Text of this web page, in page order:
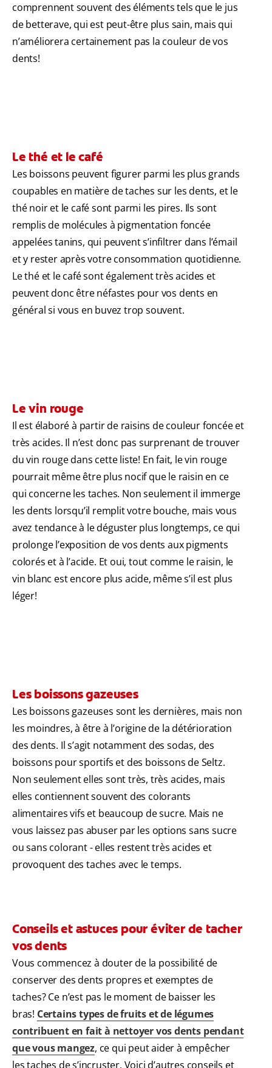
comprennent souvent des éléments tels que le jus
de betterave, qui est peut-être plus sain, mais qui
n’améliorera certainement pas la couleur de vos
dents!
Le thé et le café
Les boissons peuvent figurer parmi les plus grands
coupables en matière de taches sur les dents, et le
thé noir et le café sont parmi les pires. Ils sont
remplis de molécules à pigmentation foncée
appelées tanins, qui peuvent s’infiltrer dans l’émail
et y rester après votre consommation quotidienne.
Le thé et le café sont également très acides et
peuvent donc être néfastes pour vos dents en
général si vous en buvez trop souvent.
Le vin rouge
Il est élaboré à partir de raisins de couleur foncée et
très acides. Il n’est donc pas surprenant de trouver
du vin rouge dans cette liste! En fait, le vin rouge
pourrait même être plus nocif que le raisin en ce
qui concerne les taches. Non seulement il immerge
les dents lorsqu’il remplit votre bouche, mais vous
avez tendance à le déguster plus longtemps, ce qui
prolonge l’exposition de vos dents aux pigments
colorés et à l’acide. Et oui, tout comme le raisin, le
vin blanc est encore plus acide, même s’il est plus
léger!
Les boissons gazeuses
Les boissons gazeuses sont les dernières, mais non
les moindres, à être à l’origine de la détérioration
des dents. Il s’agit notamment des sodas, des
boissons pour sportifs et des boissons de Seltz.
Non seulement elles sont très, très acides, mais
elles contiennent souvent des colorants
alimentaires vifs et beaucoup de sucre. Mais ne
vous laissez pas abuser par les options sans sucre
ou sans colorant - elles restent très acides et
provoquent des taches avec le temps.
Conseils et astuces pour éviter de tacher
vos dents
Vous commencez à douter de la possibilité de
conserver des dents propres et exemptes de
taches? Ce n’est pas le moment de baisser les
bras! Certains types de fruits et de légumes
contribuent en fait à nettoyer vos dents pendant
que vous mangez, ce qui peut aider à empêcher
les taches de s’incruster. Voici d’autres conseils et